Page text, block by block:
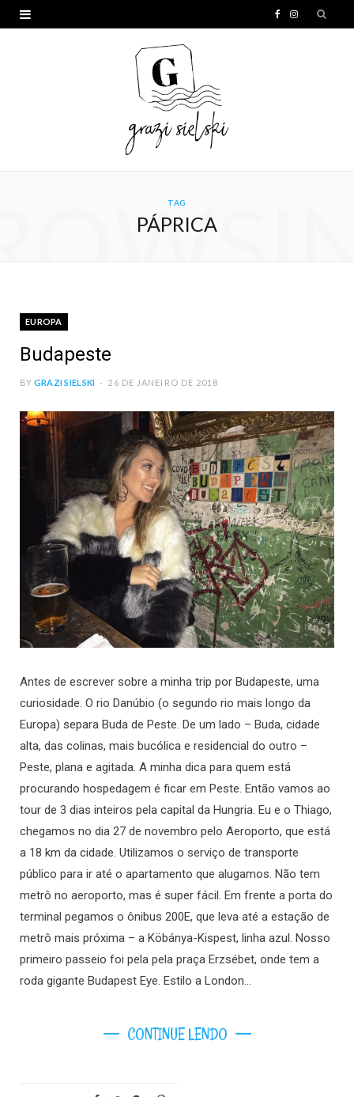
I
TAG
PÁPRICA
EUROPA
Budapeste
BY GRAZI SIELSKI 26 DE JANEIRO DE 2018
Antes de escrever sobre a minha trip por Budapeste, uma
curiosidade. O rio Danúbio (o segundo rio mais longo da
Europa) separa Buda de Peste. De um lado – Buda, cidade
alta, das colinas, mais bucólica e residencial do outro –
Peste, plana e agitada. A minha dica para quem está
procurando hospedagem é ficar em Peste. Então vamos ao
tour de 3 dias inteiros pela capital da Hungria. Eu e o Thiago,
chegamos no dia 27 de novembro pelo Aeroporto, que está
a 18 km da cidade. Utilizamos o serviço de transporte
público para ir até o apartamento que alugamos. Não tem
metrô no aeroporto, mas é super fácil. Em frente a porta do
terminal pegamos o ônibus 200E, que leva até a estação de
metrô mais próxima – a Köbánya-Kispest, linha azul. Nosso
primeiro passeio foi pela pela praça Erzsébet, onde tem a
roda gigante Budapest Eye. Estilo a London…
CONTINUE LENDO